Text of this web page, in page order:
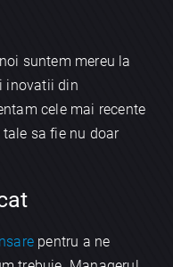
suntem mereu la
inovatii din
cele mai recente
sa fie nu doar
pentru a ne